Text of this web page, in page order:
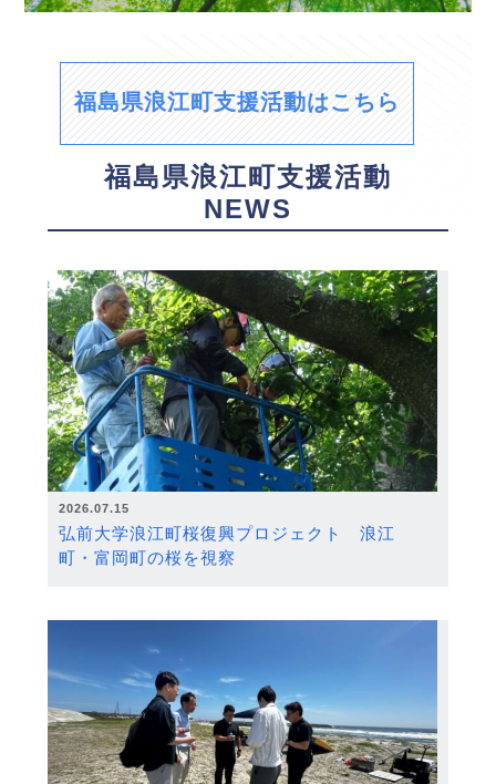
福島県浪江町支援活動はこちら
福島県浪江町支援活動
NEWS
2026.07.15
弘前大学浪江町桜復興プロジェクト 浪江
町・富岡町の桜を視察